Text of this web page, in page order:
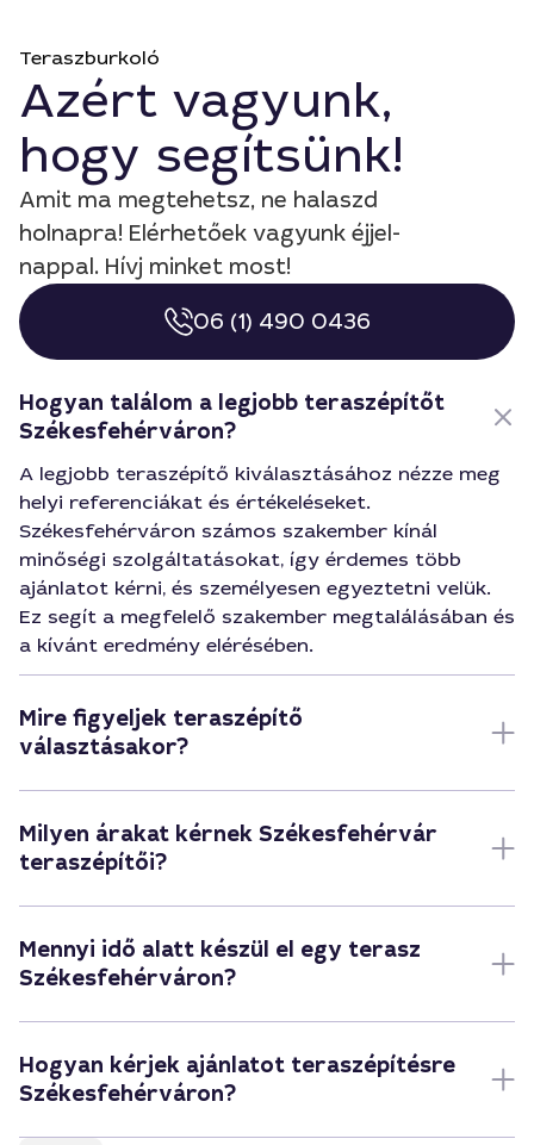
Teraszburkoló
Azért vagyunk,
hogy segítsünk!
Amit ma megtehetsz, ne halaszd
holnapra! Elérhetőek vagyunk éjjel-
nappal. Hívj minket most!
06 (1) 490 0436
Hogyan találom a legjobb teraszépítőt
Székesfehérváron?
A legjobb teraszépítő kiválasztásához nézze meg
helyi referenciákat és értékeléseket.
Székesfehérváron számos szakember kínál
minőségi szolgáltatásokat, így érdemes több
ajánlatot kérni, és személyesen egyeztetni velük.
Ez segít a megfelelő szakember megtalálásában és
a kívánt eredmény elérésében.
Mire figyeljek teraszépítő
választásakor?
Milyen árakat kérnek Székesfehérvár
teraszépítői?
Mennyi idő alatt készül el egy terasz
Székesfehérváron?
Hogyan kérjek ajánlatot teraszépítésre
Székesfehérváron?